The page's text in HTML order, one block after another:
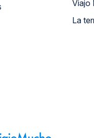
Viajo